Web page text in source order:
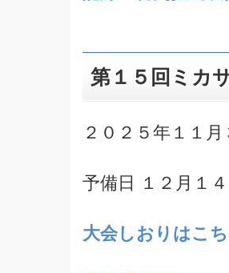
第１５回ミカ
２０２５年１１
予備日 １２月１
大会しおりはこ